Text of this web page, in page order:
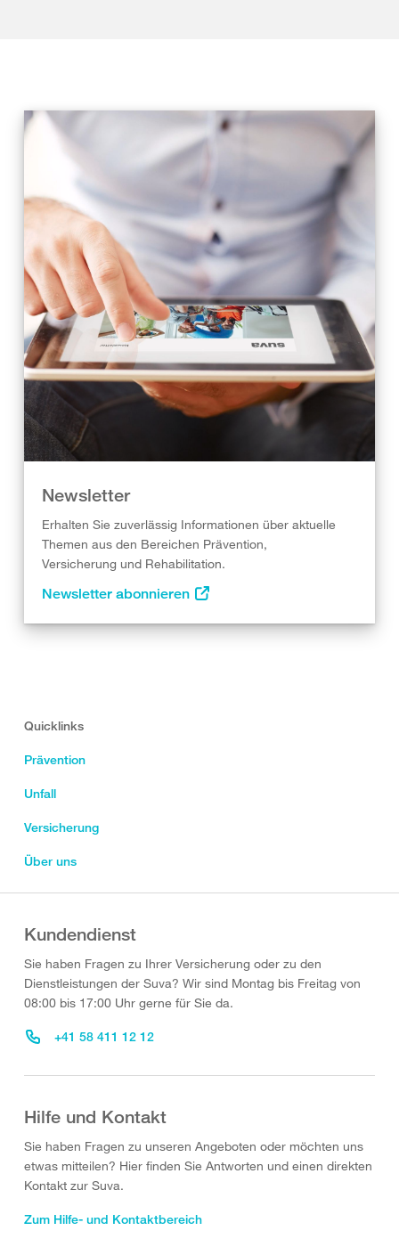
Newsletter
Erhalten Sie zuverlässig Informationen über aktuelle
Themen aus den Bereichen Prävention,
Versicherung und Rehabilitation.
Newsletter abonnieren
Quicklinks
Prävention
Unfall
Versicherung
Über uns
Kundendienst
Sie haben Fragen zu Ihrer Versicherung oder zu den
Dienstleistungen der Suva? Wir sind Montag bis Freitag von
08:00 bis 17:00 Uhr gerne für Sie da.
+41 58 411 12 12
Hilfe und Kontakt
Sie haben Fragen zu unseren Angeboten oder möchten uns
etwas mitteilen? Hier finden Sie Antworten und einen direkten
Kontakt zur Suva.
Zum Hilfe- und Kontaktbereich